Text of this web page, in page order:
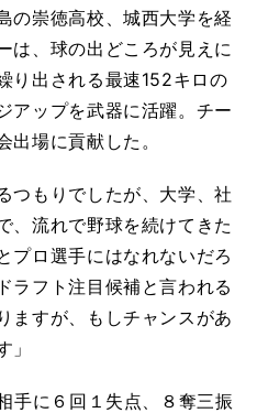
の崇徳高校、城西大学を経
は、球の出どころが見えに
り出される最速152キロの
アップを武器に活躍。チー
出場に貢献した。
つもりでしたが、大学、社
、流れで野球を続けてきた
プロ選手にはなれないだろ
ラフト注目候補と言われる
ますが、もしチャンスがあ
手に６回１失点、８奪三振